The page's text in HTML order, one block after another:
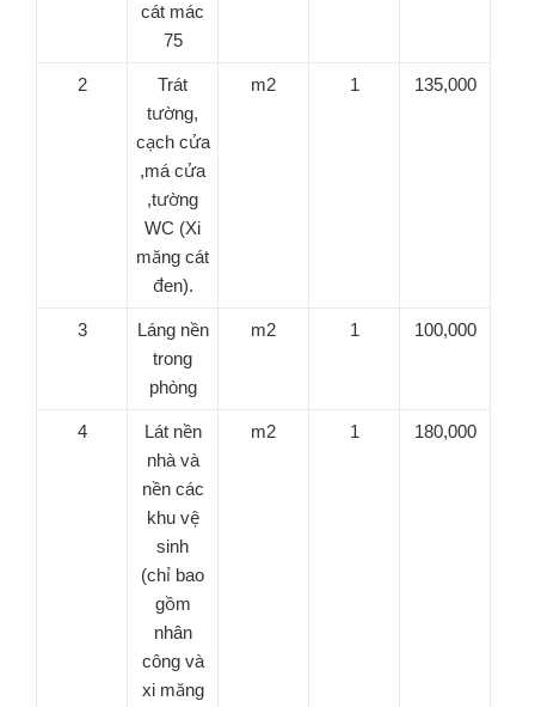
cát mác
75
2
Trát
tường,
cạch cửa
,má cửa
,tường
WC (Xi
măng cát
đen).
m2 1 135,000
3
Láng nền
trong
phòng
m2 1 100,000
4
Lát nền
nhà và
nền các
khu vệ
sinh
(chỉ bao
gồm
nhân
công và
xi măng
m2 1 180,000